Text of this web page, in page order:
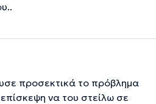
προσεκτικά το πρόβλημα
να του στείλω σε